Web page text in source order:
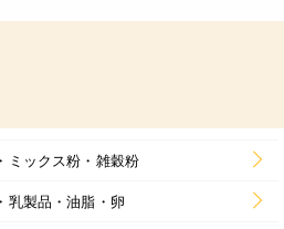
ミックス粉・雑穀粉
乳製品・油脂・卵